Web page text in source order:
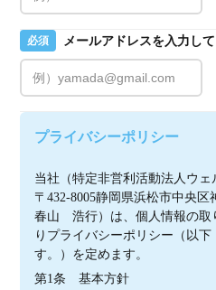
必須 メールアドレスを入力して
プライバシーポリシー
当社（特定非営利活動法人ウェ
〒432-8005静岡県浜松市中央区
春山　浩行）は、個人情報の
りプライバシーポリシー（以
す。）を定めます。
第1条　基本方針